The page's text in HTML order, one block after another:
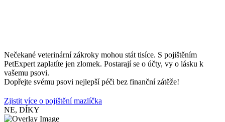
Nečekané veterinární zákroky mohou stát tisíce. S pojištěním
PetExpert zaplatíte jen zlomek. Postarají se o účty, vy o lásku k
vašemu psovi.
Dopřejte svému psovi nejlepší péči bez finanční zátěže!
Zjistit více o pojištění mazlíčka
NE, DÍKY